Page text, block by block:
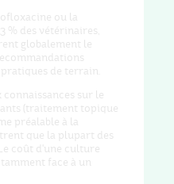
ou la
% des vétérinaires,
globalement le
de terrain.
sur le
(traitement topique
préalable à la
que la plupart des
coût d'une culture
face à un